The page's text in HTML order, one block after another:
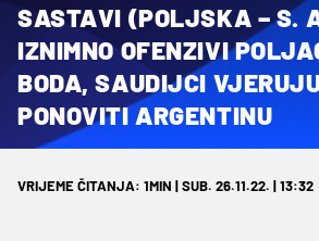
SASTAVI (POLJSKA – S.
IZNIMNO OFENZIVI
BODA, SAUDIJCI
PONOVITI ARGENTINU
VRIJEME ČITANJA: 1MIN | SUB. 26.11.22. | 13:32